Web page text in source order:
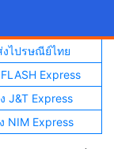
งไปรษณีย์ไทย
Express
J&T Express
NIM Express